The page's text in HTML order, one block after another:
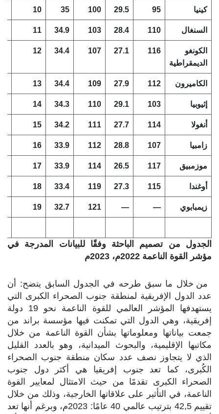
كينيا 95
29.5
100
35
10
السنغال 110
28.4
103
34.9
11
الكونغو
الديمقراطية
116
27.1
107
34.4
12
الكاميرون 112
27.9
109
34.4
13
إثيوبيا 103
29.1
110
34.3
14
أنغولا 114
27.7
111
34.2
15
زامبيا 107
28.8
112
33.9
16
موزمبيق 117
26.5
114
33.9
17
أوغندا 115
27.3
119
33.4
18
زيمبابوي —
—
121
32.7
19
الجدول من تصميم الباحثة وفقًا للبيانات المدرجة في
مؤشر القوة الناعمة 2022م، 2023م
من خلال ما سبق طرحه في الجدول السابق يتضح: أن
عدد الدول الإفريقية لمنطقة جنوب الصحراء الكبرى التي
يستهدفها المؤشر العالمي للقوة الناعمة نحو 19 دولة
إفريقية، وهي الدول التي تمكنت فيها مؤسسة براند من
جمعت بياناتها ومعلوماتها بشأن القوة الناعمة من خلال
مكاتبها الإقليمية، والبحوث الميدانية، وهو بالعدد القليل
الذي لا يتجاوز نصف عدد سكان منطقة جنوب الصحراء
الكُبرى، كما تعد جنوب إفريقيا هي أكثر دول جنوب
الصحراء الكبرى تقدمًا من حيث الامتثال لمعايير القوة
الناعمة، في التأثير على علاقاتها الخارجية، وذلك من خلال
تقييم 42,5 بترتيب عالمي 40 عامًا: 2023م، وبرغم أنها تعد